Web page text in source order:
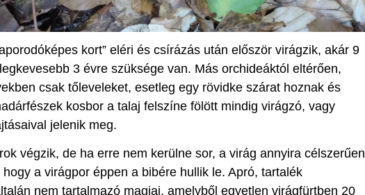
kort” eléri és csírázás után először virágzik, akár 9
3 évre szüksége van. Más orchideáktól eltérően,
csak tőleveleket, esetleg egy rövidke szárat hoznak és
kosbor a talaj felszíne fölött mindig virágzó, vagy
jelenik meg.
végzik, de ha erre nem kerülne sor, a virág annyira célszerűen
hogy a virágpor éppen a bibére hullik le. Apró, tartalék
nem tartalmazó magjai, amelyből egyetlen virágfürtben 20